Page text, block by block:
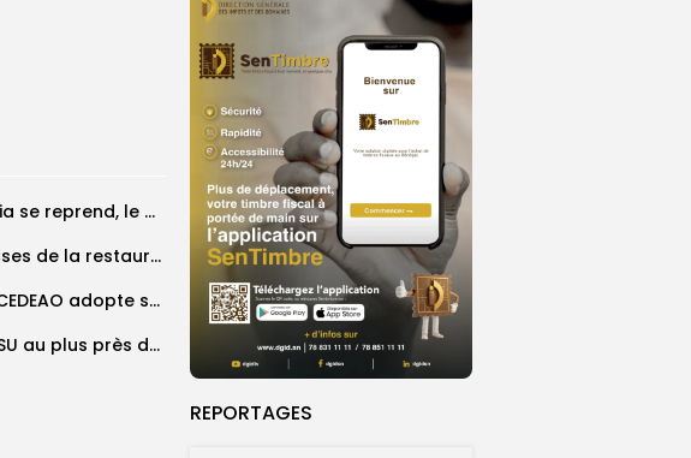
REPORTAGES
‎CAN féminine 2026 : le Nigeria se reprend, le Malawi surprend encore...
Magal Touba : dans les coulisses de la restauration de la presse...
Politique de la jeunesse : la CEDEAO adopte son plan d’actions stratégiques...
Grand Magal de Touba : La CSU au plus près des pèlerins